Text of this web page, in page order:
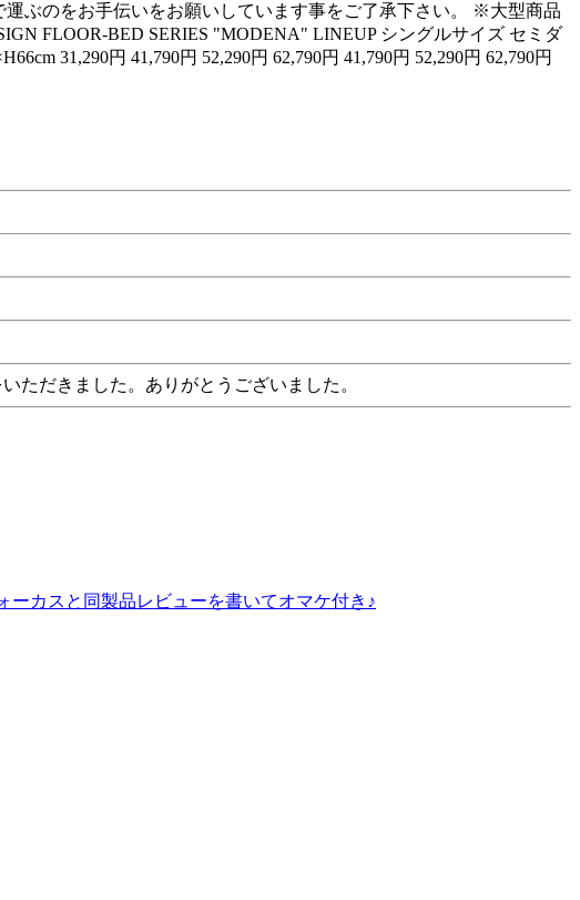
ぶのをお手伝いをお願いしています事をご了承下さい。 ※大型商品
FLOOR-BED SERIES "MODENA" LINEUP シングルサイズ セミダ
31,290円 41,790円 52,290円 62,790円 41,790円 52,290円 62,790円
ただきました。ありがとうございました。
ーカスと同製品レビューを書いてオマケ付き♪